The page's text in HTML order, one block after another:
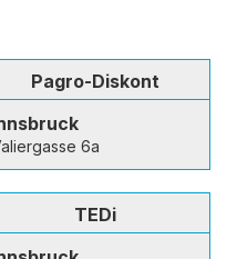
Pagro-Diskont
6a
TEDi